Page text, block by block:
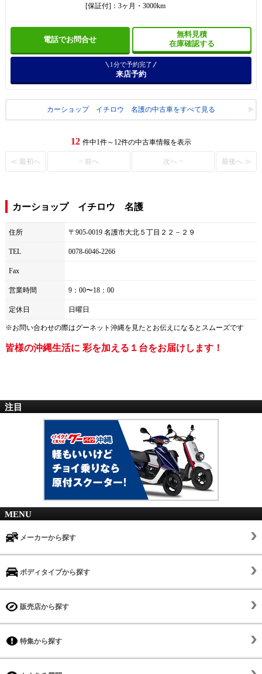
[保証付]：3ヶ月・3000km
電話でお問合せ
無料見積
在庫確認する
1分で予約完了
来店予約
カーショップ イチロウ 名護の中古車をすべて見る
12 件中1件～12件の中古車情報を表示
≪ 最初へ < 前へ 次へ > 最後へ ≫
カーショップ イチロウ 名護
住所 〒905-0019 名護市大北５丁目２２－２９
TEL 0078-6046-2266
Fax
営業時間 9：00〜18：00
定休日 日曜日
※お問い合わせの際はグーネット沖縄を見たとお伝えになるとスムーズです
皆様の沖縄生活に 彩を加える１台をお届けします！
注目
MENU
メーカーから探す
ボディタイプから探す
販売店から探す
特集から探す